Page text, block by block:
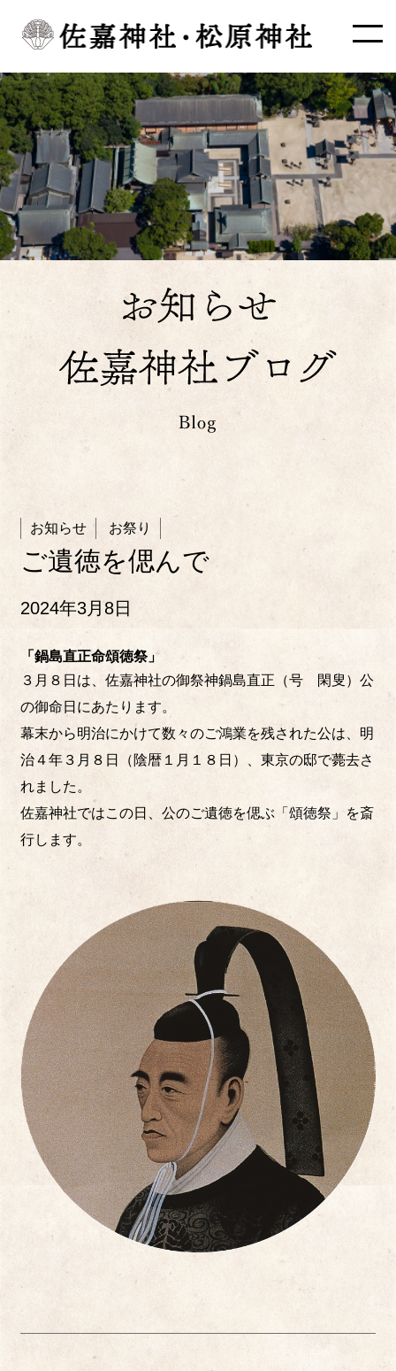
お知らせ お祭り
ご遺徳を偲んで
2024年3月8日
「鍋島直正命頌徳祭」
３月８日は、佐嘉神社の御祭神鍋島直正（号 閑叟）公
の御命日にあたります。
幕末から明治にかけて数々のご鴻業を残された公は、明
治４年３月８日（陰暦１月１８日）、東京の邸で薨去さ
れました。
佐嘉神社ではこの日、公のご遺徳を偲ぶ「頌徳祭」を斎
行します。